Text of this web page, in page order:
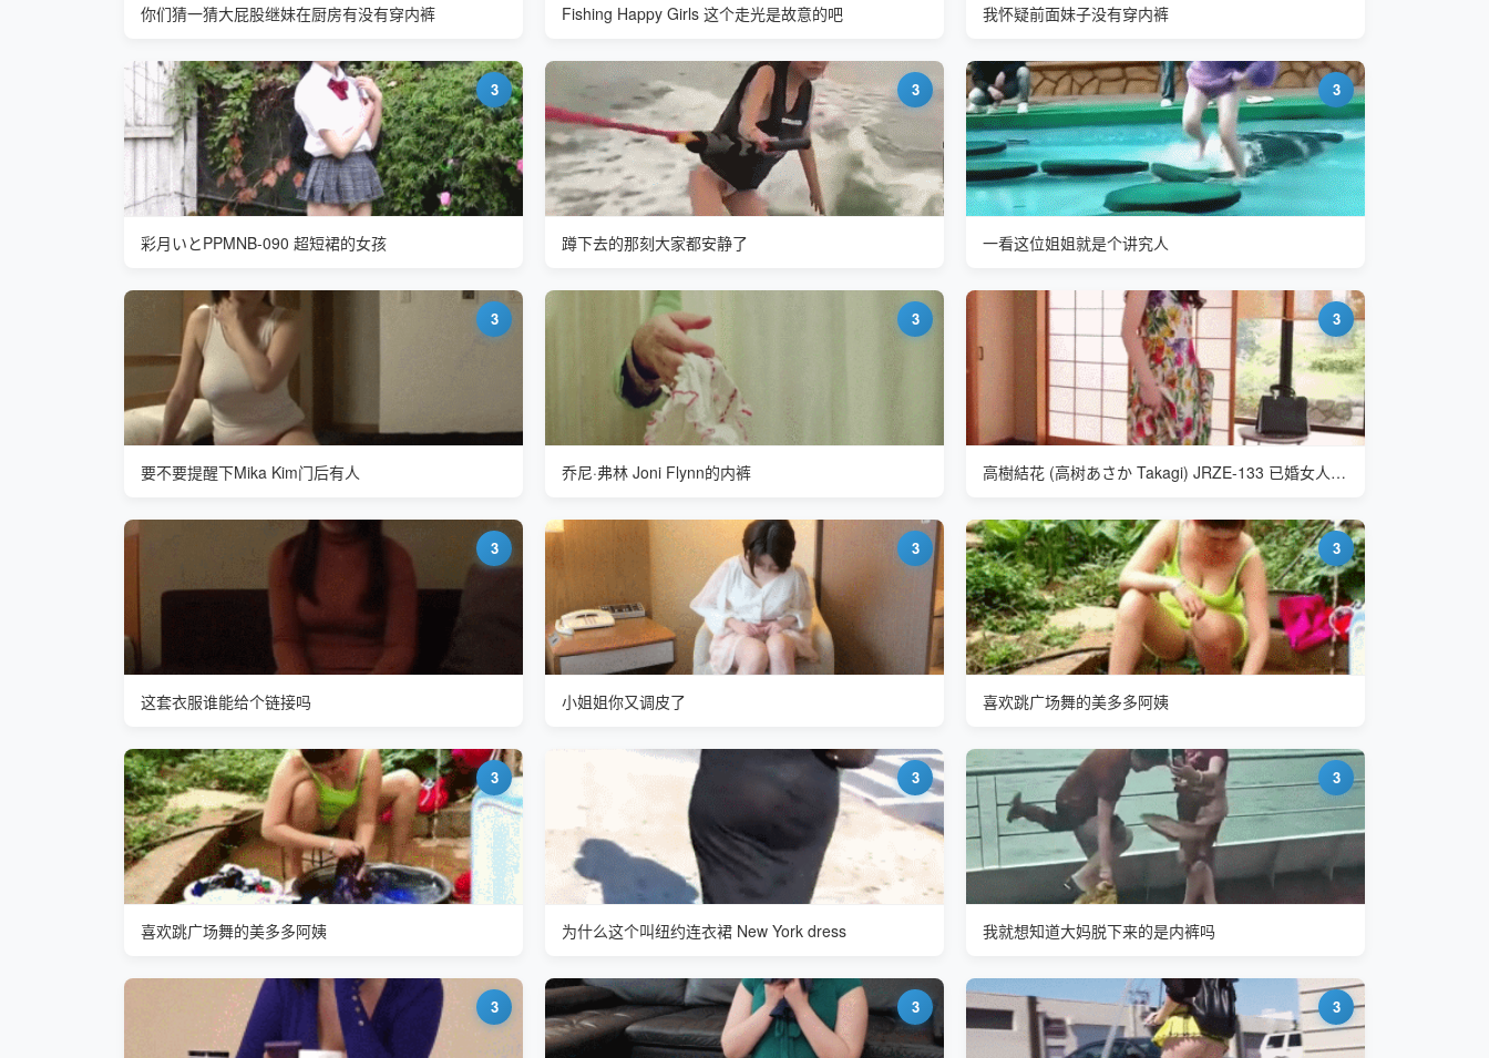
你们猜一猜大屁股继妹在厨房有没有穿内裤 Fishing Happy Girls 这个走光是故意的吧 我怀疑前面妹子没有穿内裤
3
彩月いとPPMNB-090 超短裙的女孩
3
蹲下去的那刻大家都安静了
3
一看这位姐姐就是个讲究人
3
要不要提醒下Mika Kim门后有人
3
乔尼·弗林 Joni Flynn的内裤
3
高樹結花 (高树あさか Takagi) JRZE-133 已婚女人第一次尝试出轨
3
这套衣服谁能给个链接吗
3
小姐姐你又调皮了
3
喜欢跳广场舞的美多多阿姨
3
喜欢跳广场舞的美多多阿姨
3
为什么这个叫纽约连衣裙 New York dress
3
我就想知道大妈脱下来的是内裤吗
3 3 3